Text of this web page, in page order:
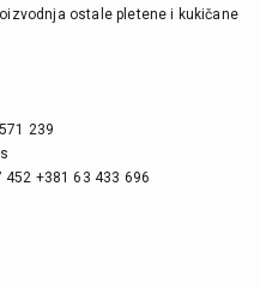
ostale pletene i kukičane
239
452 +381 63 433 696